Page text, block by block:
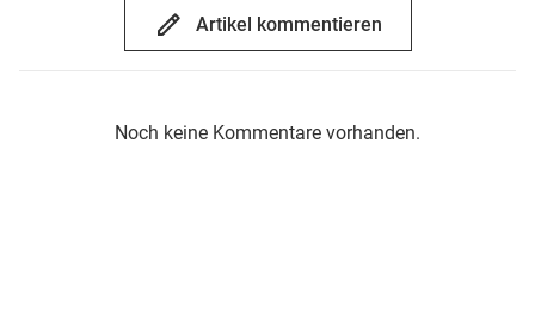
Artikel kommentieren
Noch keine Kommentare vorhanden.